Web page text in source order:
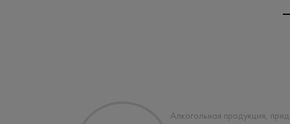
Алкогольная продукция,